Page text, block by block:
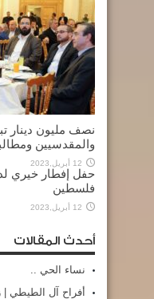
نصف مليون دينار
والمقدسيين
12 أبريل,2023
حفل إفطار خيري
فلسطين
12 أبريل,2023
أحدث المقالات
نساء الحي ..
أفراح آل الطيطي